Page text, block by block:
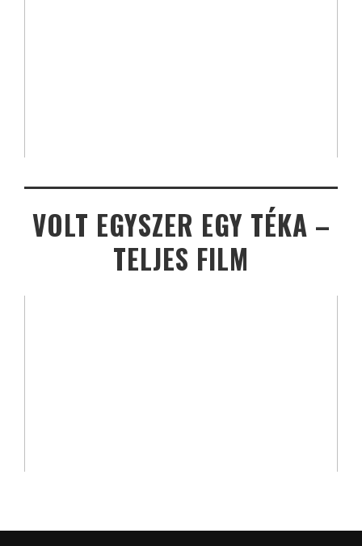
VOLT EGYSZER EGY TÉKA –
TELJES FILM